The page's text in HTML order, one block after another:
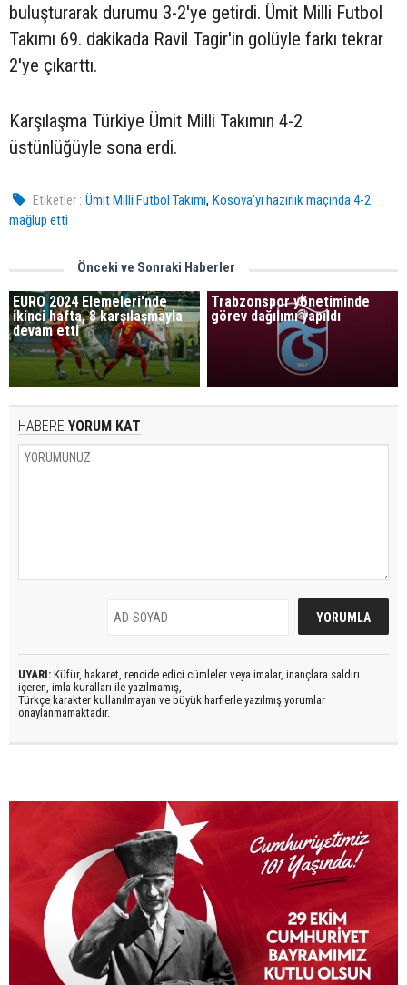
buluşturarak durumu 3-2'ye getirdi. Ümit Milli Futbol
Takımı 69. dakikada Ravil Tagir'in golüyle farkı tekrar
2'ye çıkarttı.
Karşılaşma Türkiye Ümit Milli Takımın 4-2
üstünlüğüyle sona erdi.
Etiketler : Ümit Milli Futbol Takımı,Kosova'yı hazırlık maçında 4-2
mağlup etti
Önceki ve Sonraki Haberler
EURO 2024 Elemeleri'nde
ikinci hafta, 8 karşılaşmayla
devam etti
Trabzonspor yönetiminde
görev dağılımı yapıldı
HABERE YORUM KAT
UYARI: Küfür, hakaret, rencide edici cümleler veya imalar, inançlara saldırı
içeren, imla kuralları ile yazılmamış,
Türkçe karakter kullanılmayan ve büyük harflerle yazılmış yorumlar
onaylanmamaktadır.